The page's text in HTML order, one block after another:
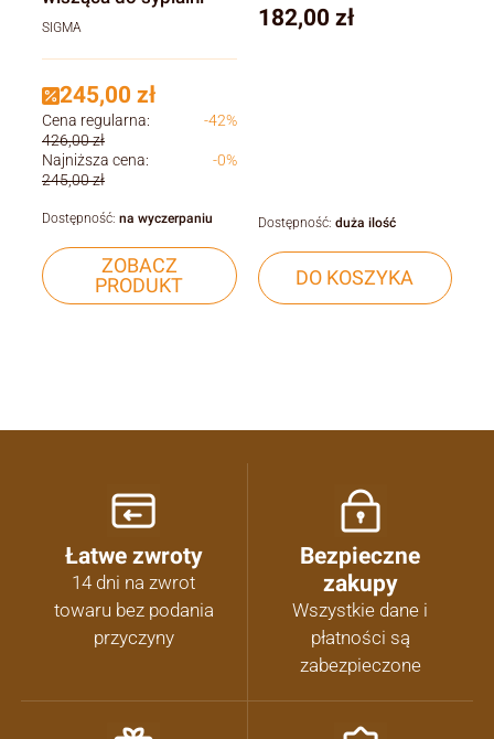
SIGMA
245,00 zł
Cena regularna:
426,00 zł
-42%
Najniższa cena:
245,00 zł
-0%
ZOBACZ
PRODUKT
Dostępność: na wyczerpaniu
Cena
182,00 zł
DO KOSZYKA
Dostępność: duża ilość
Łatwe zwroty
14 dni na zwrot
towaru bez podania
przyczyny
Bezpieczne
zakupy
Wszystkie dane i
płatności są
zabezpieczone